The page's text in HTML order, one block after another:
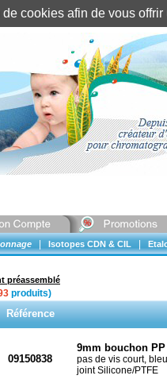
Isotopes CDN & CIL
préassemblé
produits)
Référence
09150838
9mm bouchon
pas de vis court,
joint Silicone/PTFE
de cookies afin de vous